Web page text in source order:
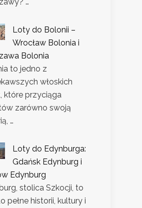
Loty do Bolonii –
Wrocław Bolonia i
Bolonia
to jedno z
włoskich
które przyciąga
zarówno swoją
…
Loty do Edynburga:
Gdańsk Edynburg i
Edynburg
stolica Szkocji, to
pełne historii, kultury i